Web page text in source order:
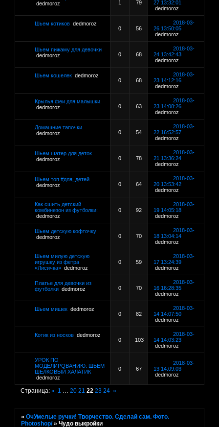
dedmoroz
1 79
27 13:32:01
dedmoroz
Шьем котиков dedmoroz
0
56
2018-03-
26 13:50:05
dedmoroz
Шьем пижаму для девочки
dedmoroz
0 68
2018-03-
24 13:42:43
dedmoroz
Шьем кошелек dedmoroz
0
68
2018-03-
23 14:12:16
dedmoroz
Крылья феи для малышки.
dedmoroz
0 63
2018-03-
23 14:08:26
dedmoroz
Домашние тапочки.
dedmoroz
0 54
2018-03-
22 16:52:57
dedmoroz
Шьем шатер для деток
dedmoroz
0 78
2018-03-
21 13:36:24
dedmoroz
Шьем топ #для_детей
dedmoroz
0 64
2018-03-
20 13:53:42
dedmoroz
Как сшить детский
комбинезон из футболки:
dedmoroz
0 92
2018-03-
19 14:05:18
dedmoroz
Шьем детскую кофточку
dedmoroz
0 70
2018-03-
18 13:04:14
dedmoroz
Шьем милую детскую
игрушку из фетра
«Лисичка» dedmoroz
0 59
2018-03-
17 13:24:39
dedmoroz
Платье для девочки из
футболки dedmoroz 0 70
2018-03-
16 16:28:35
dedmoroz
Шьем мишек dedmoroz
0
82
2018-03-
14 14:07:50
dedmoroz
Котик из носков dedmoroz
0
103
2018-03-
14 14:03:23
dedmoroz
УРОК ПО
МОДЕЛИРОВАНИЮ: ШЬЕМ
ШЕЛКОВЫЙ ХАЛАТИК
dedmoroz
0 67
2018-03-
13 14:09:03
dedmoroz
Страница:« 1 … 20 21 22 23 24 »
»ОчУмелые ручки! Творчество. Сделай сам. Фото.
Photoshop/ »Чудо выкройки